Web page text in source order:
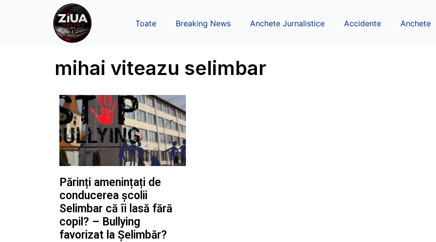
Toate Breaking News Anchete Jurnalistice Accidente Anchete
mihai viteazu selimbar
Părinți amenințați de
conducerea școlii
Selimbar că îi lasă fără
copil? – Bullying
favorizat la Șelimbăr?